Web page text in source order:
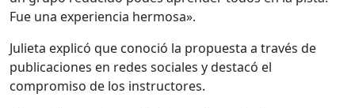
Fue una experiencia hermosa».
Julieta explicó que conoció la propuesta a través de
publicaciones en redes sociales y destacó el
compromiso de los instructores.